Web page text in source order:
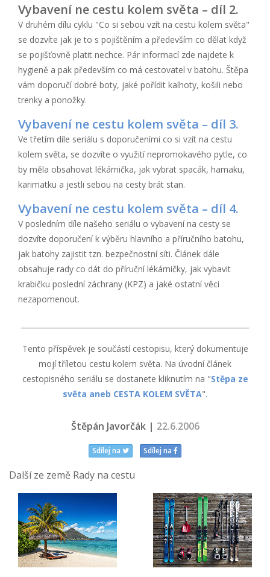
Vybavení ne cestu kolem světa – díl 2.
V druhém dílu cyklu "Co si sebou vzít na cestu kolem světa"
se dozvíte jak je to s pojištěním a především co dělat když
se pojišťovně platit nechce. Pár informací zde najdete k
hygieně a pak především co má cestovatel v batohu. Štěpa
vám doporučí dobré boty, jaké pořídit kalhoty, košili nebo
trenky a ponožky.
Vybavení ne cestu kolem světa – díl 3.
Ve třetím díle seriálu s doporučeními co si vzít na cestu
kolem světa, se dozvíte o využití nepromokavého pytle, co
by měla obsahovat lékárnička, jak vybrat spacák, hamaku,
karimatku a jestli sebou na cesty brát stan.
Vybavení ne cestu kolem světa – díl 4.
V posledním díle našeho seriálu o vybavení na cesty se
dozvíte doporučení k výběru hlavního a příručního batohu,
jak batohy zajistit tzn. bezpečnostní síti. Článek dále
obsahuje rady co dát do příruční lékárničky, jak vybavit
krabičku poslední záchrany (KPZ) a jaké ostatní věci
nezapomenout.
Tento příspěvek je součástí cestopisu, který dokumentuje
mojí tříletou cestu kolem světa. Na úvodní článek
cestopisného seriálu se dostanete kliknutím na "Stěpa ze
světa aneb CESTA KOLEM SVĚTA".
Štěpán Javorčák | 22.6.2006
Sdílej na Sdílej na
Další ze země Rady na cestu